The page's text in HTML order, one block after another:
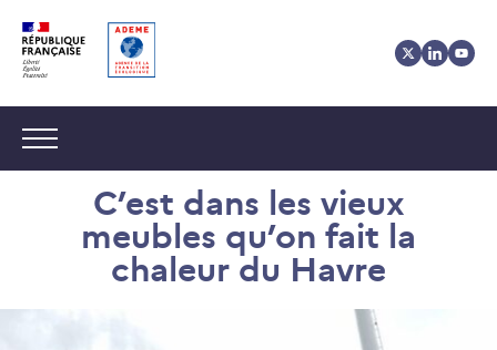
au
contenu
au
menu
des
cookies
Navigation :
C’est dans les vieux
meubles qu’on fait la
chaleur du Havre